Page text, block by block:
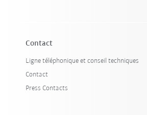
Contact
Ligne téléphonique et conseil techniques
Contact
Press Contacts